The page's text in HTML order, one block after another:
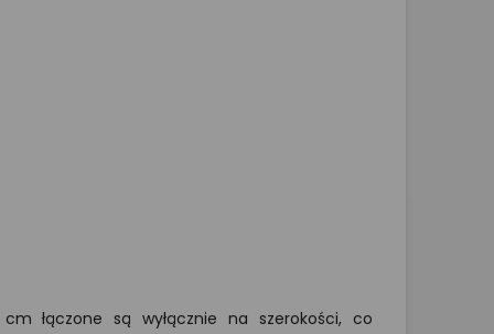
łączone są wyłącznie na szerokości, co